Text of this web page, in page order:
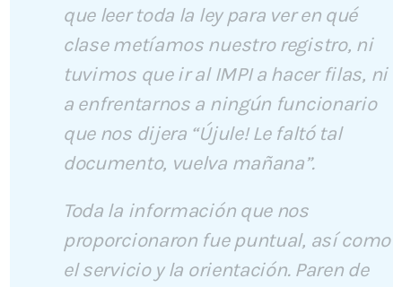
que leer toda la ley para ver en qué
clase metíamos nuestro registro, ni
tuvimos que ir al IMPI a hacer filas, ni
a enfrentarnos a ningún funcionario
que nos dijera “Újule! Le faltó tal
documento, vuelva mañana”.
Toda la información que nos
proporcionaron fue puntual, así como
el servicio y la orientación. Paren de